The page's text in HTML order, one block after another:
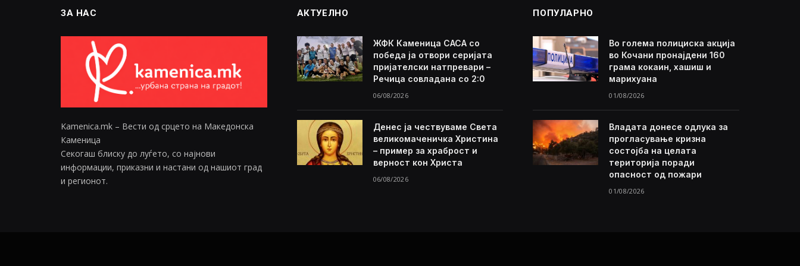
ЗА НАС
Kamenica.mk – Вести од срцето на Македонска
Каменица
Секогаш блиску до луѓето, со најнови
информации, приказни и настани од нашиот град
и регионот.
АКТУЕЛНО
ЖФК Каменица САСА со
победа ја отвори серијата
пријателски натпревари –
Речица совладана со 2:0
06/08/2026
Денес ја чествуваме Света
великомаченичка Христина
– пример за храброст и
верност кон Христа
06/08/2026
ПОПУЛАРНО
Во голема полициска акција
во Кочани пронајдени 160
грама кокаин, хашиш и
марихуана
01/08/2026
Владата донесе одлука за
прогласување кризна
состојба на целата
територија поради
опасност од пожари
01/08/2026